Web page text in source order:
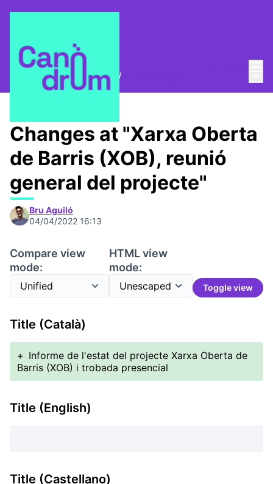
Xarxa Oberta de Barris /
Changes at "Xarxa Oberta
de Barris (XOB), reunió
general del projecte"
Bru Aguiló
04/04/2022 16:13
Compare view
mode:
HTML view
mode:
Toggle view
Title (Català)
+ Informe de l'estat del projecte Xarxa Oberta de
Barris (XOB) i trobada presencial
Title (English)
Title (Castellano)